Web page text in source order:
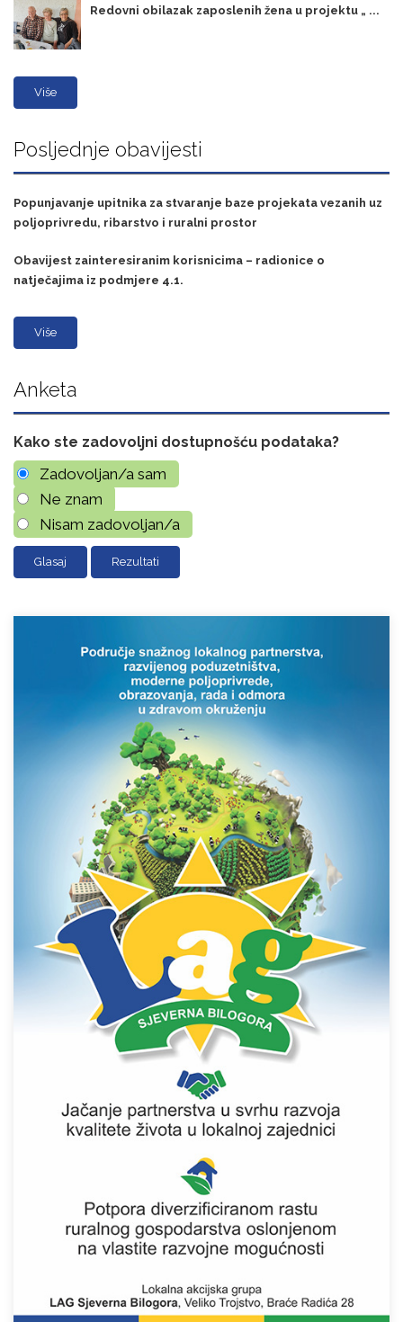
Redovni obilazak zaposlenih žena u projektu „ ...
Više
Posljednje obavijesti
Popunjavanje upitnika za stvaranje baze projekata vezanih uz
poljoprivredu, ribarstvo i ruralni prostor
Obavijest zainteresiranim korisnicima – radionice o
natječajima iz podmjere 4.1.
Više
Anketa
Kako ste zadovoljni dostupnošću podataka?
Zadovoljan/a sam
Ne znam
Nisam zadovoljan/a
Rezultati